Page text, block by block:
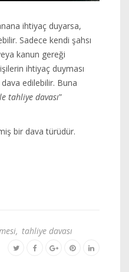
ihtiyaç duyarsa,
Sadece kendi şahsı
kanun gereği
ihtiyaç duyması
edilebilir. Buna
tahliye davası”
bir dava türüdür.
, tahliye davası